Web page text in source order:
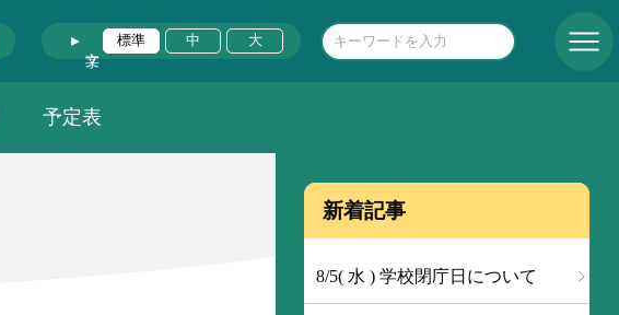
標準 中 大
予定表
新着記事
8/5( 水 ) 学校閉庁日について